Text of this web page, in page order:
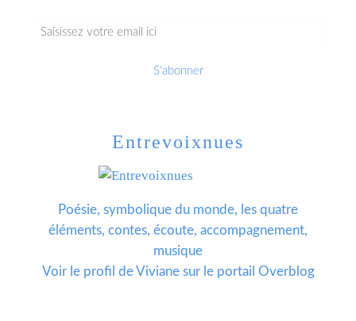
Entrevoixnues
Poésie, symbolique du monde, les quatre
éléments, contes, écoute, accompagnement,
musique
Voir le profil deVivianesur le portail Overblog